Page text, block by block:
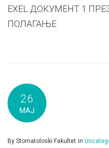
EXEL ДОКУМЕНТ 1
ПОЛАГАЊЕ
26
МАЈ
By Stomatoloski Fakultet in